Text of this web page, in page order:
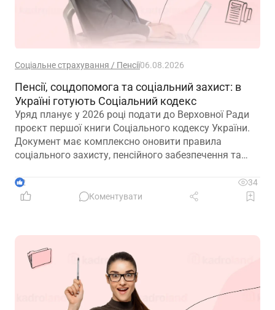
Соціальне страхування / Пенсії06.08.2026
Пенсії, соцдопомога та соціальний захист: в
Україні готують Соціальний кодекс
Уряд планує у 2026 році подати до Верховної Ради
проєкт першої книги Соціального кодексу України.
Документ має комплексно оновити правила
соціального захисту, пенсійного забезпечення та
близько 100 законодавчих актів із правом ЄС
2
34
Коментувати